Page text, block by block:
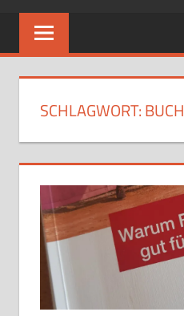
Pfadfinder.
SciFi-
Gärtner?
SCHLAGWORT:BUCH